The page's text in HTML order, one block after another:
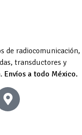
de radiocomunicación,
transductores y
Envíos a todo México.